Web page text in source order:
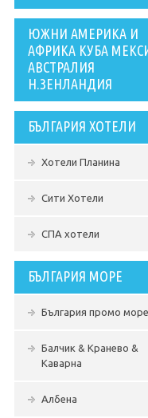
ЮЖНИ АМЕРИКА И
АФРИКА КУБА
АВСТРАЛИЯ
Н.ЗЕНЛАНДИЯ
БЪЛГАРИЯ ХОТЕЛИ
Хотели Планина
Сити Хотели
СПА хотели
БЪЛГАРИЯ МОРЕ
България промо море
Балчик & Кранево &
Каварна
Албена